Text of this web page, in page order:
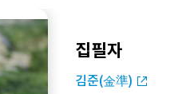
집필자
김준(金準)